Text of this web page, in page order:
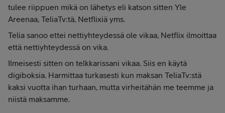
tulee riippuen mikä on lähetys eli katson sitten Yle
Areenaa, TeliaTv:tä, Netflixiä yms.
Telia sanoo ettei nettiyhteydessä ole vikaa, Netflix ilmoittaa
että nettiyhteydessä on vika.
Ilmeisesti sitten on telkkarissani vikaa. Siis en käytä
digiboksia. Harmittaa turkasesti kun maksan TeliaTv:stä
kaksi vuotta ihan turhaan, mutta virheitähän me teemme ja
niistä maksamme.